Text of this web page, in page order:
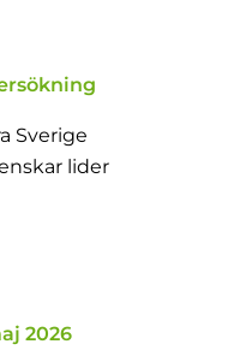
Sverige
lider